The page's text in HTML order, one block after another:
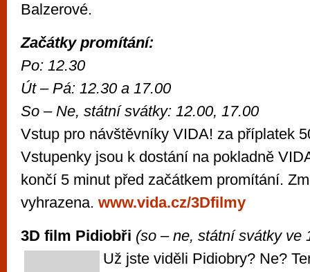
Balzerové.
Začátky promítání:
Po: 12.30
Út – Pá: 12.30 a 17.00
So – Ne, státní svátky: 12.00, 17.00
Vstup pro návštěvníky VIDA! za příplatek
Vstupenky jsou k dostání na pokladně
končí 5 minut před začátkem promítání.
vyhrazena. www.vida.cz/3Dfilmy
3D film Pidiobři (so – ne, státní svátky ve
Už jste viděli Pidiobry? Ne?